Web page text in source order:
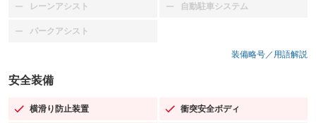
レーンアシスト
：装備なし 自動駐車システム
：装備なし
パークアシスト
：装備なし
装備略号／用語解説
安全装備
横滑り防止装置
：装備あり 衝突安全ボディ
：装備あり